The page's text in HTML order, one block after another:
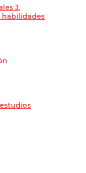
J.
habilidades